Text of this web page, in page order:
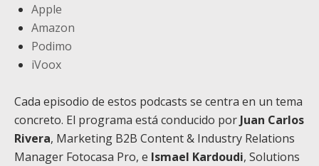
Apple
Amazon
Podimo
iVoox
Cada episodio de estos podcasts se centra en un tema
concreto. El programa está conducido por Juan Carlos
Rivera, Marketing B2B Content & Industry Relations
Manager Fotocasa Pro, e Ismael Kardoudi, Solutions